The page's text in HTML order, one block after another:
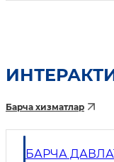
Барча хизматлар
БАРЧА